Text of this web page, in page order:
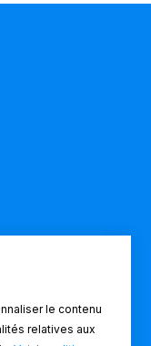
le contenu
relatives aux